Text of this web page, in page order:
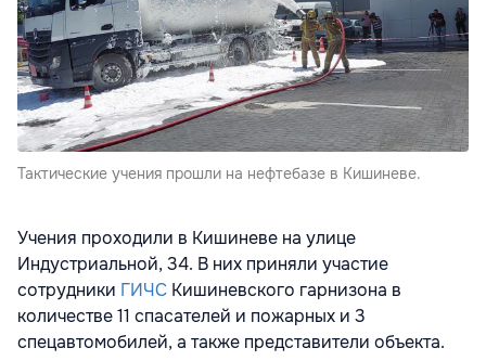
Тактические учения прошли на нефтебазе в Кишиневе.
Учения проходили в Кишиневе на улице
Индустриальной, 34. В них приняли участие
сотрудники ГИЧС Кишиневского гарнизона в
количестве 11 спасателей и пожарных и 3
спецавтомобилей, а также представители объекта.